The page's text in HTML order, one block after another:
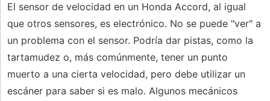
El sensor de velocidad en un Honda Accord, al igual
que otros sensores, es electrónico. No se puede "ver" a
un problema con el sensor. Podría dar pistas, como la
tartamudez o, más comúnmente, tener un punto
muerto a una cierta velocidad, pero debe utilizar un
escáner para saber si es malo. Algunos mecánicos